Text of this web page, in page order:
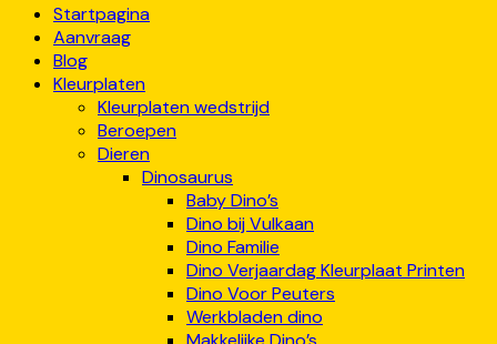
Startpagina
Aanvraag
Blog
Kleurplaten
Kleurplaten wedstrijd
Beroepen
Dieren
Dinosaurus
Baby Dino’s
Dino bij Vulkaan
Dino Familie
Dino Verjaardag Kleurplaat Printen
Dino Voor Peuters
Werkbladen dino